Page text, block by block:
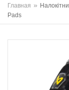
Главная »
Pads